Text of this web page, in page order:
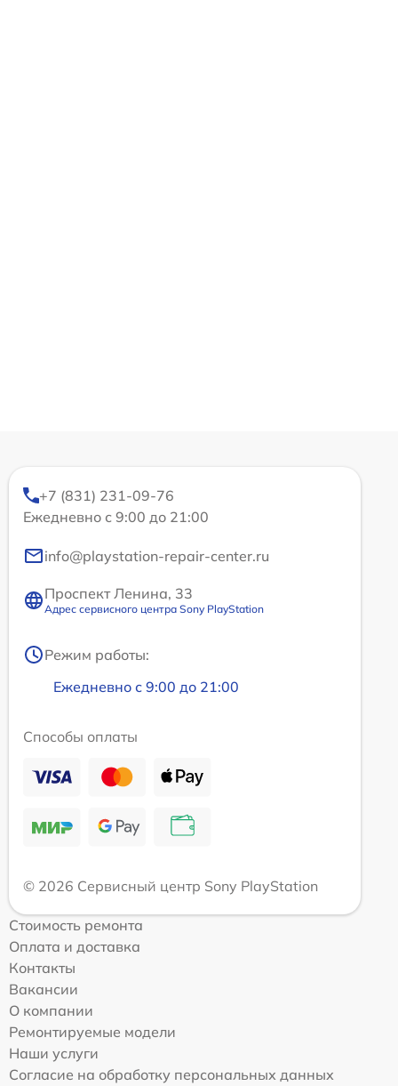
+7 (831) 231-09-76
Ежедневно с 9:00 до 21:00
info@playstation-repair-center.ru
Проспект Ленина, 33
Адрес сервисного центра Sony PlayStation
Режим работы:
Ежедневно с 9:00 до 21:00
Способы оплаты
© 2026 Сервисный центр Sony PlayStation
Стоимость ремонта
Оплата и доставка
Контакты
Вакансии
О компании
Ремонтируемые модели
Наши услуги
Согласие на обработку персональных данных